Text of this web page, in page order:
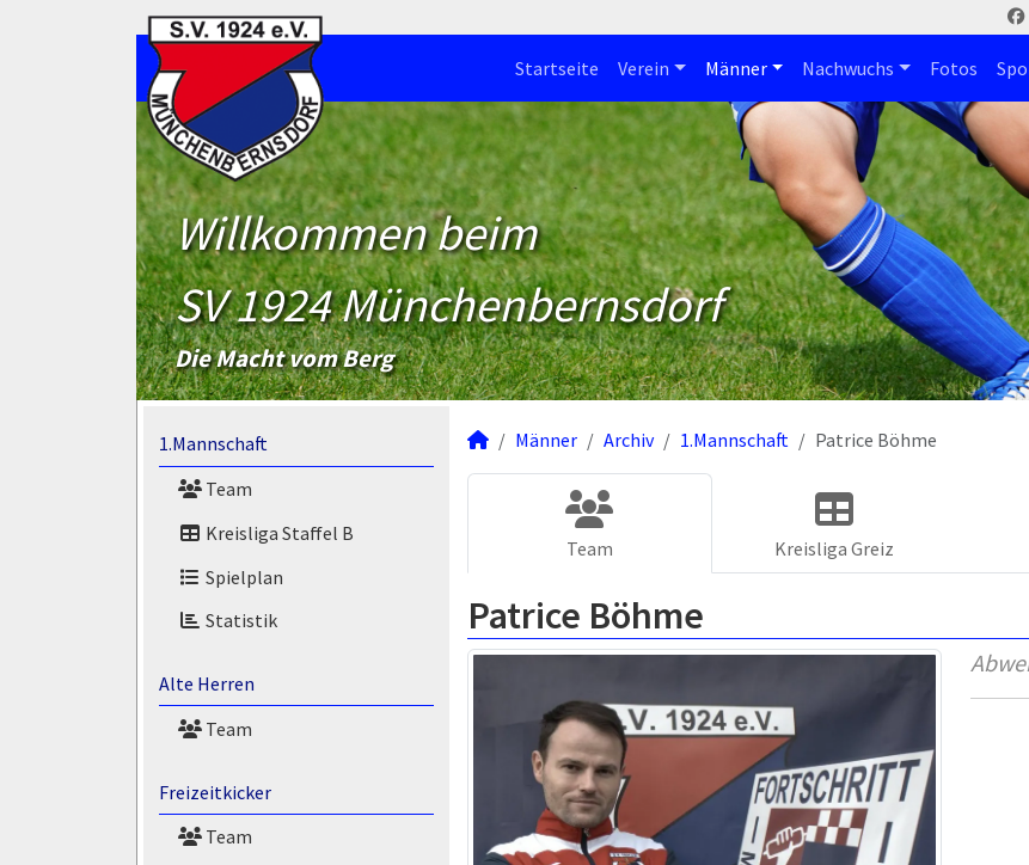
Startseite Verein Männer Nachwuchs Fotos
Willkommen beim
SV 1924 Münchenbernsdorf
Die Macht vom Berg
1.Mannschaft
Team
Kreisliga Staffel B
Spielplan
Statistik
Alte Herren
Team
Freizeitkicker
Team
Männer Archiv 1.Mannschaft Patrice Böhme
Team Kreisliga Greiz
Patrice Böhme